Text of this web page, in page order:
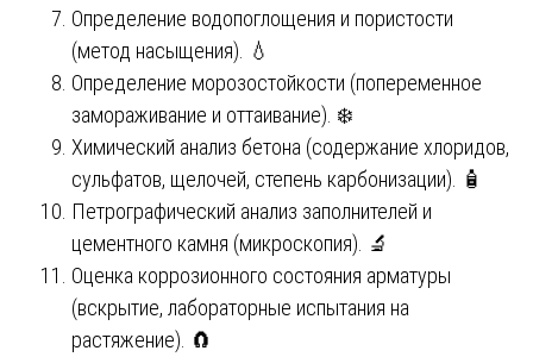
Определение водопоглощения и пористости
(метод насыщения). 💧
Определение морозостойкости (попеременное
замораживание и оттаивание). ❄️
Химический анализ бетона (содержание хлоридов,
сульфатов, щелочей, степень карбонизации). 🧴
Петрографический анализ заполнителей и
цементного камня (микроскопия). 🔬
Оценка коррозионного состояния арматуры
(вскрытие, лабораторные испытания на
растяжение). 🧲